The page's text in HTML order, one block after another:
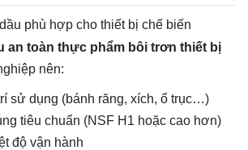
phù hợp cho thiết bị chế biến
an toàn thực phẩm bôi trơn thiết bị
nên:
sử dụng (bánh răng, xích, ổ trục…)
tiêu chuẩn (NSF H1 hoặc cao hơn)
độ vận hành